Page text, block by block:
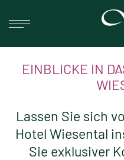
EINBLICKE IN
Lassen Sie sich
Hotel Wiesental
Sie exklusiver
DEUTSCH ENGLISH
HOTEL
ZIMMER & SUITEN